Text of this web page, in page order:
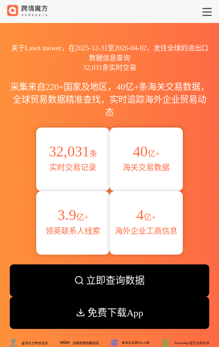
关于Lawn mower，在2025-12-31至2026-04-02，发往全球的进出口
数据信息查询
32,031条实时交易
采集来自220+国家及地区，40亿+条海关交易数据，
全球贸易数据精准查找，实时追踪海外企业贸易动
态
32,031 条
实时交易记录
40亿+
海关交易数据
3.9亿+
领英联系人线索
4亿+
海外企业工商信息
立即查询数据
免费下载App